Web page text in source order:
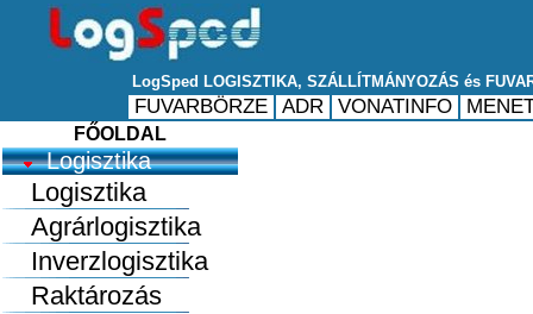
FŐOLDAL
Logisztika
Logisztika
Agrárlogisztika
Inverzlogisztika
Raktározás